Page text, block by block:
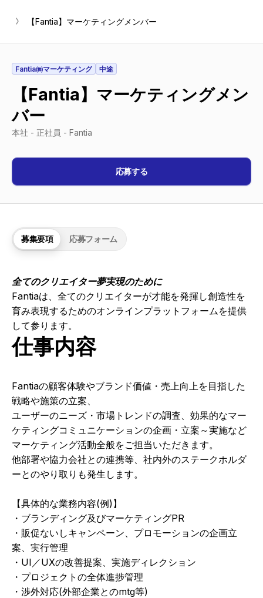
chevron_right-s 【Fantia】マーケティングメンバー
Fantia㈱マーケティング 中途
【Fantia】マーケティングメン
バー
本社 - 正社員 - Fantia
応募する
募集要項 応募フォーム
全てのクリエイター夢実現のために
Fantiaは、全てのクリエイターが才能を発揮し創造性を
育み表現するためのオンラインプラットフォームを提供
して参ります。
仕事内容
Fantiaの顧客体験やブランド価値・売上向上を目指した
戦略や施策の立案、
ユーザーのニーズ・市場トレンドの調査、効果的なマー
ケティングコミュニケーションの企画・立案～実施など
マーケティング活動全般をご担当いただきます。
他部署や協力会社との連携等、社内外のステークホルダ
ーとのやり取りも発生します。
【具体的な業務内容(例)】
・ブランディング及びマーケティングPR
・販促ないしキャンペーン、プロモーションの企画立
案、実行管理
・UI／UXの改善提案、実施ディレクション
・プロジェクトの全体進捗管理
・渉外対応(外部企業とのmtg等)